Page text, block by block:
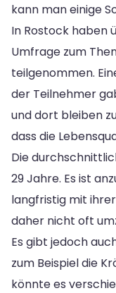
kann man einige
In Rostock haben
Umfrage zum
teilgenommen.
der Teilnehmer
und dort bleiben
dass die
Die
29 Jahre. Es ist
langfristig mit
daher nicht oft
Es gibt jedoch
zum Beispiel die
könnte es